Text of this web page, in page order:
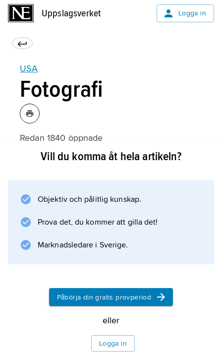
Uppslagsverket Logga in
USA
Fotografi
Redan 1840 öppnade
Samuel Morse
Mathew Brady
, som tillsammans med en stab fotografer
Ett annat exempel är att topografiska foton
Information om artikeln
Vill du komma åt hela artikeln?
Objektiv och pålitlig kunskap.
Prova det, du kommer att gilla det!
Marknadsledare i Sverige.
Påbörja din gratis provperiod
eller
Logga in